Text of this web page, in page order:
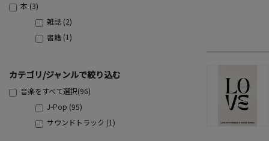
本 (3)
雑誌 (2)
書籍 (1)
カテゴリ/ジャンルで絞り込む
音楽をすべて選択(96)
J-Pop (95)
サウンドトラック (1)